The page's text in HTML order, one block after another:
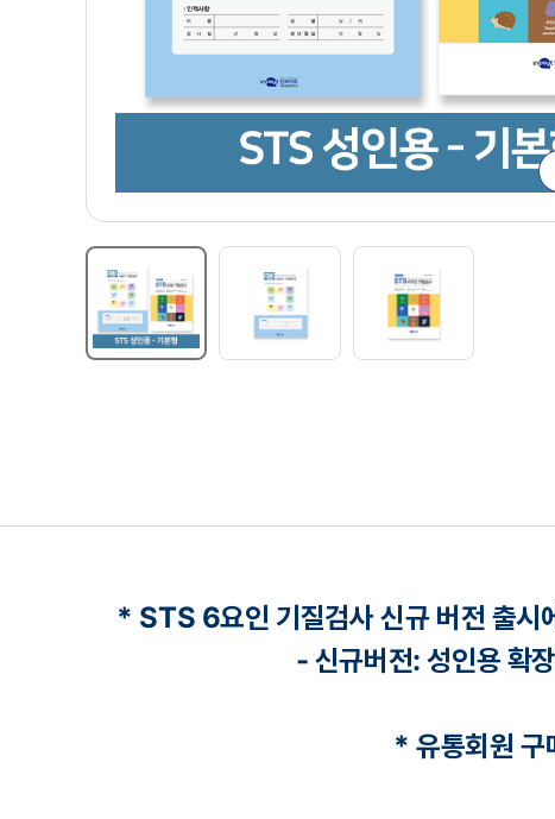
* STS 6요인 기질검사 신규 버전 출시
- 신규버전: 성인용 확
* 유통회 원 구